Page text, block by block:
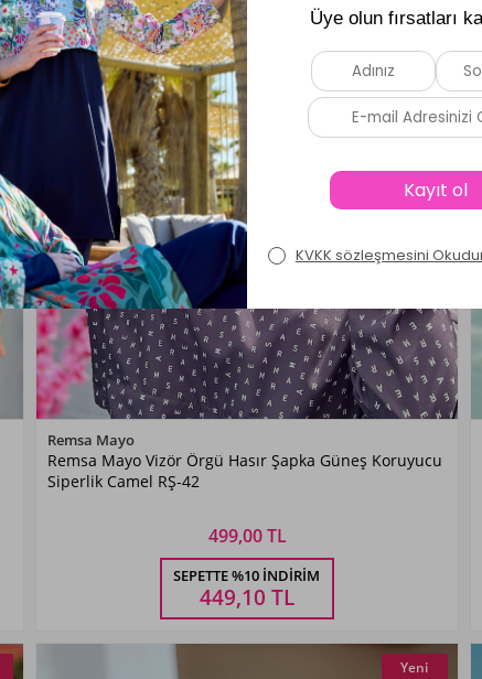
Kahverengi
Beden Seçiniz
STANDART
Remsa Mayo
Remsa Mayo Vizör Örgü Hasır Şapka Güneş Koruyucu
Siperlik Camel RŞ-42
499,00 TL
SEPETTE %10 İNDIRIM
449,10 TL
Yeni